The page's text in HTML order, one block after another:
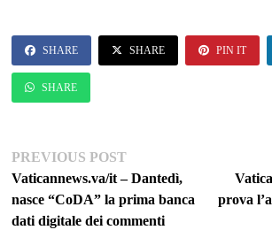
SHARE SHARE PIN IT
SHARE
Navigazione
articoli
PREVIOUS POSTPrevious
post:
Vaticannews.va/it – Dantedì,
nasce “CoDA” la prima banca
dati digitale dei commenti
prova